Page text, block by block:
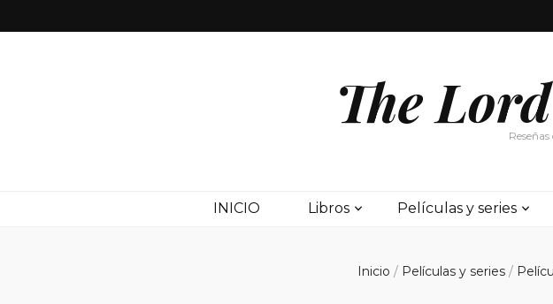
The
INICIO Libros Películas y series
Inicio / Películas y series /